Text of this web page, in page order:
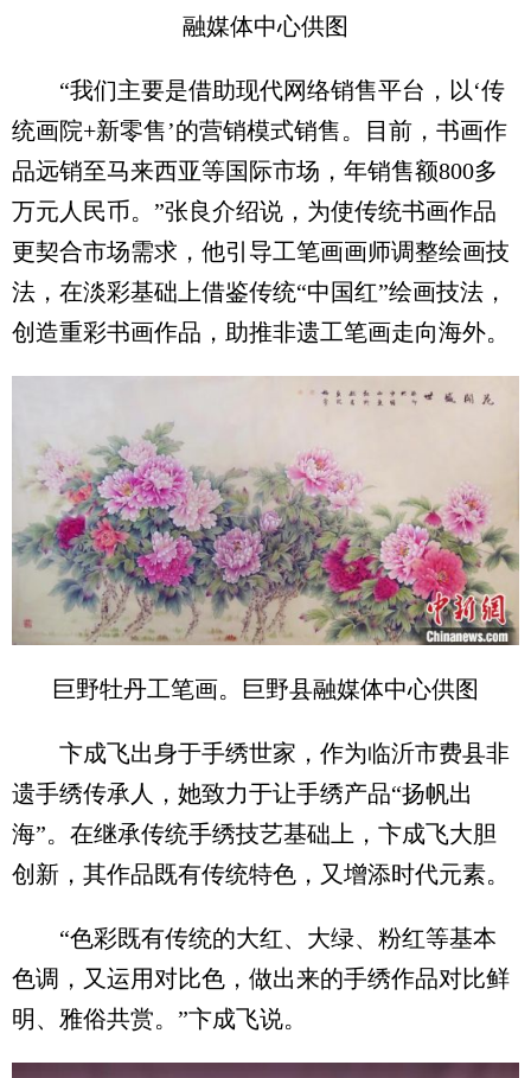
融媒体中心供图
“我们主要是借助现代网络销售平台，以‘传
统画院+新零售’的营销模式销售。目前，书画作
品远销至马来西亚等国际市场，年销售额800多
万元人民币。”张良介绍说，为使传统书画作品
更契合市场需求，他引导工笔画画师调整绘画技
法，在淡彩基础上借鉴传统“中国红”绘画技法，
创造重彩书画作品，助推非遗工笔画走向海外。
巨野牡丹工笔画。巨野县融媒体中心供图
卞成飞出身于手绣世家，作为临沂市费县非
遗手绣传承人，她致力于让手绣产品“扬帆出
海”。在继承传统手绣技艺基础上，卞成飞大胆
创新，其作品既有传统特色，又增添时代元素。
“色彩既有传统的大红、大绿、粉红等基本
色调，又运用对比色，做出来的手绣作品对比鲜
明、雅俗共赏。”卞成飞说。